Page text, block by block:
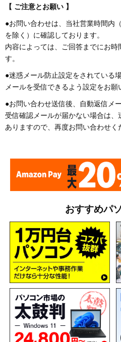
【 ご注意とお願い 】
●お問い合わせは、当社営業時間内
を除く）に確認しております。
内容によっては、ご回答までにお時
す。
●迷惑メール防止設定をされている
メールを受信できるよう設定をお願
●お問い合わせ送信後、自動返信メ
受信確認メールが届かない場合は
ありますので、再度お問い合わせく
おすすめパ